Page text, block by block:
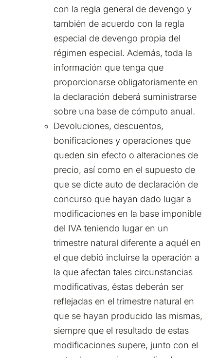
con la regla general de devengo y
también de acuerdo con la regla
especial de devengo propia del
régimen especial. Además, toda la
información que tenga que
proporcionarse obligatoriamente en
la declaración deberá suministrarse
sobre una base de cómputo anual.
Devoluciones, descuentos,
bonificaciones y operaciones que
queden sin efecto o alteraciones de
precio, así como en el supuesto de
que se dicte auto de declaración de
concurso que hayan dado lugar a
modificaciones en la base imponible
del IVA teniendo lugar en un
trimestre natural diferente a aquél en
el que debió incluirse la operación a
la que afectan tales circunstancias
modificativas, éstas deberán ser
reflejadas en el trimestre natural en
que se hayan producido las mismas,
siempre que el resultado de estas
modificaciones supere, junto con el